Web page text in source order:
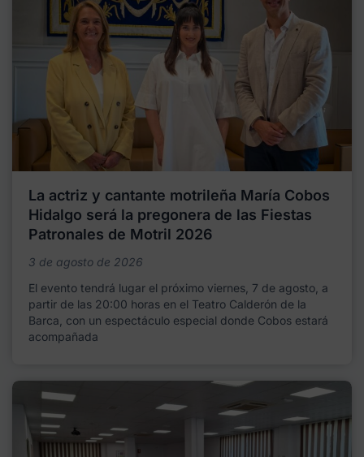
La actriz y cantante motrileña María Cobos
Hidalgo será la pregonera de las Fiestas
Patronales de Motril 2026
3 de agosto de 2026
El evento tendrá lugar el próximo viernes, 7 de agosto, a
partir de las 20:00 horas en el Teatro Calderón de la
Barca, con un espectáculo especial donde Cobos estará
acompañada